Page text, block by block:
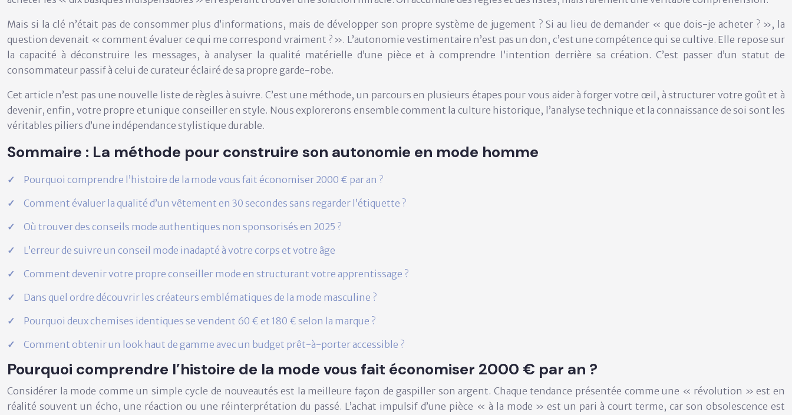
Mais si la clé n’était pas de consommer plus d’informations, mais de développer son propre système de jugement ? Si au lieu de demander « que dois-je acheter ? », la
question devenait « comment évaluer ce qui me correspond vraiment ? ». L’autonomie vestimentaire n’est pas un don, c’est une compétence qui se cultive. Elle repose sur
la capacité à déconstruire les messages, à analyser la qualité matérielle d’une pièce et à comprendre l’intention derrière sa création. C’est passer d’un statut de
consommateur passif à celui de curateur éclairé de sa propre garde-robe.
Cet article n’est pas une nouvelle liste de règles à suivre. C’est une méthode, un parcours en plusieurs étapes pour vous aider à forger votre œil, à structurer votre goût et à
devenir, enfin, votre propre et unique conseiller en style. Nous explorerons ensemble comment la culture historique, l’analyse technique et la connaissance de soi sont les
véritables piliers d’une indépendance stylistique durable.
Sommaire : La méthode pour construire son autonomie en mode homme
Pourquoi comprendre l’histoire de la mode vous fait économiser 2000 € par an ?
Comment évaluer la qualité d’un vêtement en 30 secondes sans regarder l’étiquette ?
Où trouver des conseils mode authentiques non sponsorisés en 2025 ?
L’erreur de suivre un conseil mode inadapté à votre corps et votre âge
Comment devenir votre propre conseiller mode en structurant votre apprentissage ?
Dans quel ordre découvrir les créateurs emblématiques de la mode masculine ?
Pourquoi deux chemises identiques se vendent 60 € et 180 € selon la marque ?
Comment obtenir un look haut de gamme avec un budget prêt-à-porter accessible ?
Pourquoi comprendre l’histoire de la mode vous fait économiser 2000 € par an ?
Considérer la mode comme un simple cycle de nouveautés est la meilleure façon de gaspiller son argent. Chaque tendance présentée comme une « révolution » est en
réalité souvent un écho, une réaction ou une réinterprétation du passé. L’achat impulsif d’une pièce « à la mode » est un pari à court terme, car son obsolescence est